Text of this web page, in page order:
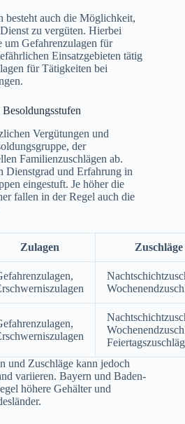
besteht auch die Möglichkeit,
zu vergüten. Hierbei
um Gefahrenzulagen für
Einsatzgebieten tätig
für Tätigkeiten bei
Vergütungen und
der
Familienzuschlägen ab.
Dienstgrad und Erfahrung in
eingestuft. Je höher die
fallen in der Regel auch die
Zulagen Zuschläge
und Zuschläge kann jedoch
variieren. Bayern und Baden-
höhere Gehälter und